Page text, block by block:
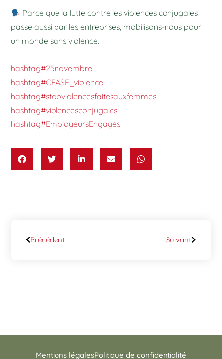
Parce que la lutte contre les violences conjugales
passe aussi par les entreprises, mobilisons-nous pour
un monde sans violence.
hashtag#25novembre
hashtag#CEASE_violence
hashtag#stopviolencesfaitesauxfemmes
hashtag#violencesconjugales
hashtag#EmployeursEngagés
Précédent Suivant
Mentions légalesPolitique de confidentialité